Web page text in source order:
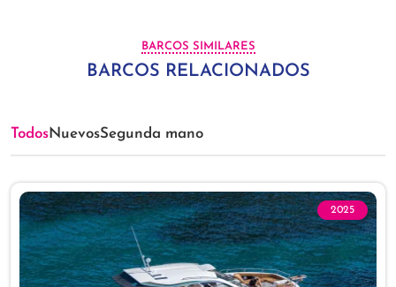
BARCOS SIMILARES
BARCOS RELACIONADOS
TodosNuevosSegunda mano
2025